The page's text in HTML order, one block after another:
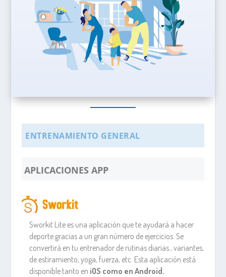
ENTRENAMIENTO GENERAL
APLICACIONES APP
Sworkit Lite es una aplicación que te ayudará a hacer
deporte gracias a un gran número de ejercicios. Se
convertirá en tu entrenador de rutinas diarias., variantes,
de estiramiento, yoga, fuerza, etc. Esta aplicación está
disponible tanto en iOS como en Android.